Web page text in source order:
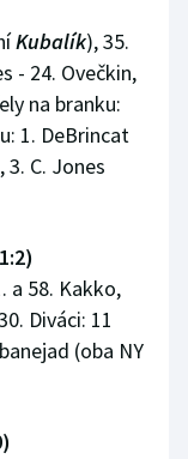
Kubalík), 35.
- 24. Ovečkin,
na branku:
1. DeBrincat
3. C. Jones
a 58. Kakko,
Diváci: 11
(oba NY